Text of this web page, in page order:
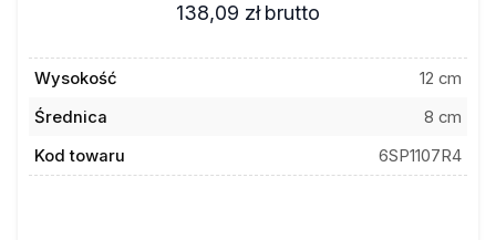
138,09 zł brutto
Wysokość
12 cm
Średnica
8 cm
Kod towaru
6SP1107R4